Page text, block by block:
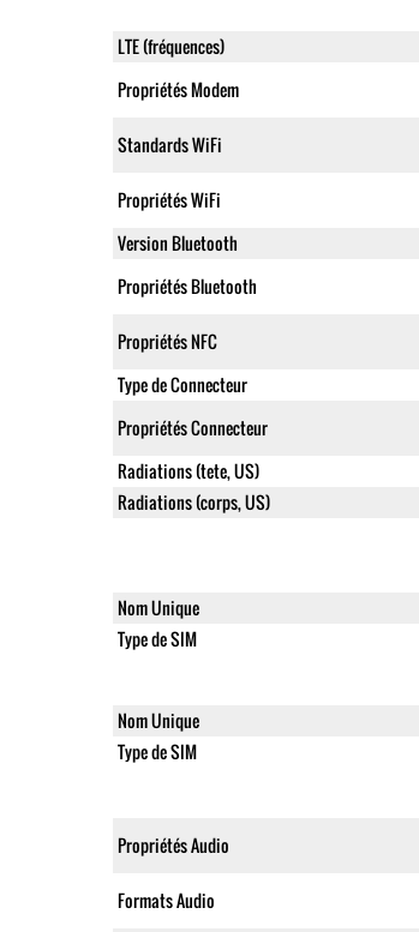
LTE (fréquences)
Propriétés Modem
Standards WiFi
Propriétés WiFi
Version Bluetooth
Propriétés Bluetooth
Propriétés NFC
Type de Connecteur
Propriétés Connecteur
Radiations (tete, US)
Radiations (corps, US)
Nom Unique
Type de SIM
Nom Unique
Type de SIM
Propriétés Audio
Formats Audio